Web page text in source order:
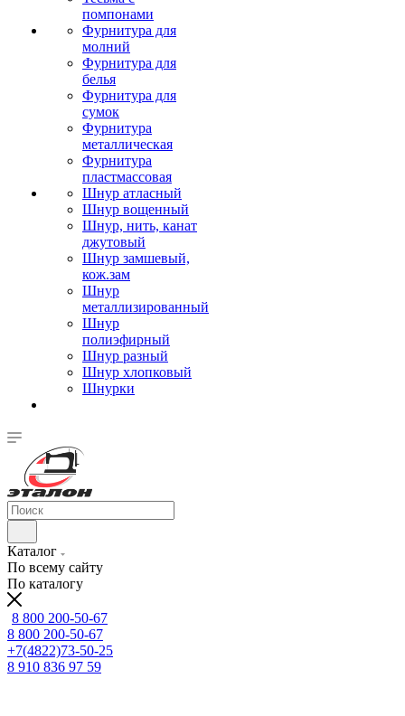
помпонами
Фурнитура для
молний
Фурнитура для
белья
Фурнитура для
сумок
Фурнитура
металлическая
Фурнитура
пластмассовая
Шнур атласный
Шнур вощенный
Шнур, нить, канат
джутовый
Шнур замшевый,
кож.зам
Шнур
металлизированный
Шнур
полиэфирный
Шнур разный
Шнур хлопковый
Шнурки
Каталог
По всему сайту
По каталогу
8 800 200-50-67
8 800 200-50-67
+7(4822)73-50-25
8 910 836 97 59